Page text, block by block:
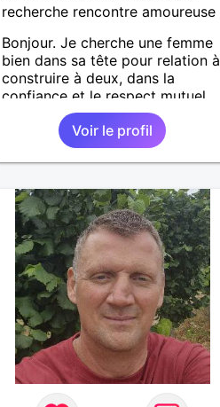
recherche rencontre amoureuse
Bonjour. Je cherche une femme
bien dans sa tête pour relation à
construire à deux, dans la
confiance et le respect mutuel
sur le temps long. J'aime la vie
et ce qu'elle propose, les
sorties, les visites. J'ai un bon
relationnel chaleureux, mais
personnelle est stable. Je
souhaite rencontrer une femme
bien dans sa vie pour avancer à
deux. avec joie, complicité,
affection.
Voir le profil